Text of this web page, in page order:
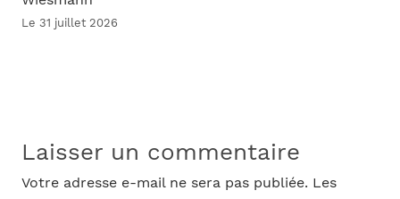
Le 31 juillet 2026
Laisser un commentaire
Votre adresse e-mail ne sera pas publiée. Les